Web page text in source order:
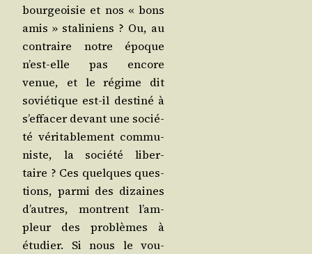
bour­geoi­sie et nos « bons
amis » sta­li­niens ? Ou, au
contraire notre époque
n’est-elle pas encore
venue, et le régime dit
sovié­tique est-il des­ti­né à
s’ef­fa­cer devant une socié­
té véri­ta­ble­ment com­mu­
niste, la socié­té liber­
taire ? Ces quelques ques­
tions, par­mi des dizaines
d’autres, montrent l’am­
pleur des pro­blèmes à
étu­dier. Si nous le vou­